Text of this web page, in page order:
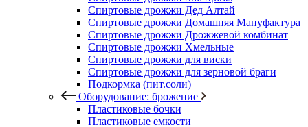
Спиртовые дрожжи Дед Алтай
Спиртовые дрожжи Домашняя Мануфактура
Спиртовые дрожжи Дрожжевой комбинат
Спиртовые дрожжи Хмельные
Спиртовые дрожжи для виски
Спиртовые дрожжи для зерновой браги
Подкормка (пит.соли)
Оборудование: брожение
Пластиковые бочки
Пластиковые емкости